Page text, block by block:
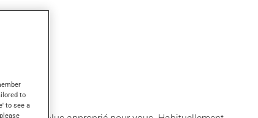
to
to see a